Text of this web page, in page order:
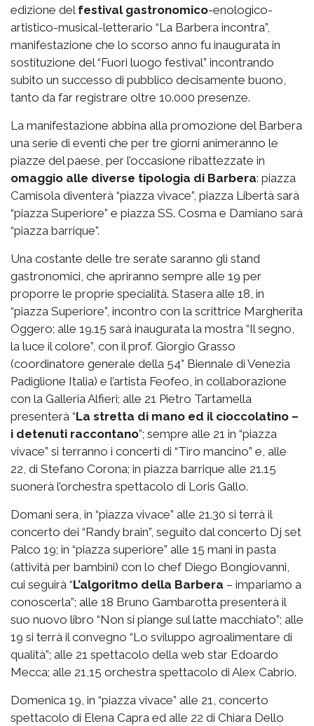
edizione del festival gastronomico-enologico-
artistico-musical-letterario “La Barbera incontra”,
manifestazione che lo scorso anno fu inaugurata in
sostituzione del “Fuori luogo festival” incontrando
subito un successo di pubblico decisamente buono,
tanto da far registrare oltre 10.000 presenze.
La manifestazione abbina alla promozione del Barbera
una serie di eventi che per tre giorni animeranno le
piazze del paese, per l’occasione ribattezzate in
omaggio alle diverse tipologia di Barbera: piazza
Camisola diventerà “piazza vivace”, piazza Libertà sarà
“piazza Superiore” e piazza SS. Cosma e Damiano sarà
“piazza barrique”.
Una costante delle tre serate saranno gli stand
gastronomici, che apriranno sempre alle 19 per
proporre le proprie specialità. Stasera alle 18, in
“piazza Superiore”, incontro con la scrittrice Margherita
Oggero; alle 19.15 sarà inaugurata la mostra “Il segno,
la luce il colore”, con il prof. Giorgio Grasso
(coordinatore generale della 54° Biennale di Venezia
Padiglione Italia) e l’artista Feofeo, in collaborazione
con la Galleria Alfieri; alle 21 Pietro Tartamella
presenterà “La stretta di mano ed il cioccolatino –
i detenuti raccontano”; sempre alle 21 in “piazza
vivace” si terranno i concerti di “Tiro mancino” e, alle
22, di Stefano Corona; in piazza barrique alle 21.15
suonerà l’orchestra spettacolo di Loris Gallo.
Domani sera, in “piazza vivace” alle 21.30 si terrà il
concerto dei “Randy brain”, seguito dal concerto Dj set
Palco 19; in “piazza superiore” alle 15 mani in pasta
(attività per bambini) con lo chef Diego Bongiovanni,
cui seguirà “L’algoritmo della Barbera – impariamo a
conoscerla”; alle 18 Bruno Gambarotta presenterà il
suo nuovo libro “Non si piange sul latte macchiato”; alle
19 si terrà il convegno “Lo sviluppo agroalimentare di
qualità”; alle 21 spettacolo della web star Edoardo
Mecca; alle 21,15 orchestra spettacolo di Alex Cabrio.
Domenica 19, in “piazza vivace” alle 21, concerto
spettacolo di Elena Capra ed alle 22 di Chiara Dello